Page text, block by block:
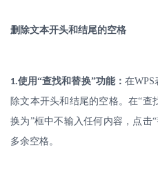
删除文本开头和结尾的空格
1.使用“查找和替换”功能： 在WPS
除文本开头和结尾的空格。在“查
换为”框中不输入任何内容，点击
多余空格。